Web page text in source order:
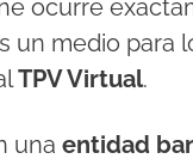
ocurre
un medio para
TPV Virtual.
una entidad